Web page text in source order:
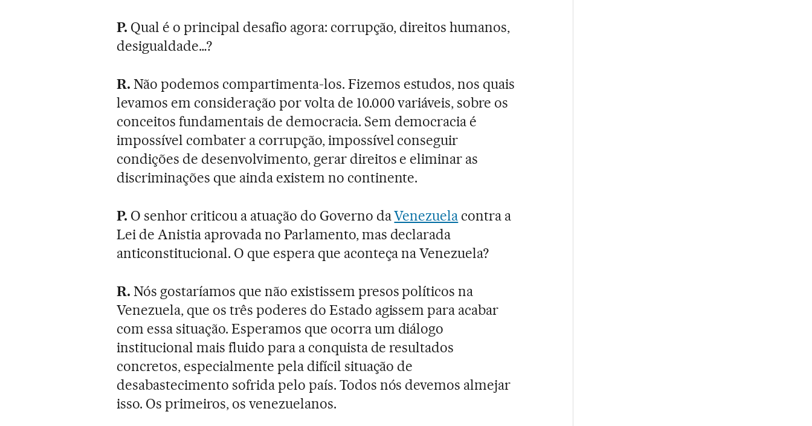
P. Qual é o principal desafio agora: corrupção, direitos humanos,
desigualdade…?
R. Não podemos compartimenta-los. Fizemos estudos, nos quais
levamos em consideração por volta de 10.000 variáveis, sobre os
conceitos fundamentais de democracia. Sem democracia é
impossível combater a corrupção, impossível conseguir
condições de desenvolvimento, gerar direitos e eliminar as
discriminações que ainda existem no continente.
P. O senhor criticou a atuação do Governo daVenezuela contra a
Lei de Anistia aprovada no Parlamento, mas declarada
anticonstitucional. O que espera que aconteça na Venezuela?
R. Nós gostaríamos que não existissem presos políticos na
Venezuela, que os três poderes do Estado agissem para acabar
com essa situação. Esperamos que ocorra um diálogo
institucional mais fluido para a conquista de resultados
concretos, especialmente pela difícil situação de
desabastecimento sofrida pelo país. Todos nós devemos almejar
isso. Os primeiros, os venezuelanos.